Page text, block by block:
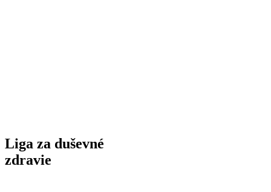
Liga za duševné
zdravie